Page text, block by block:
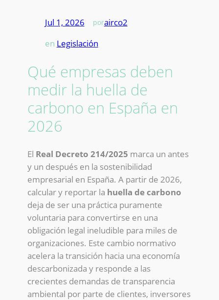
Jul 1, 2026 porairco2
en Legislación
Qué empresas deben
medir la huella de
carbono en España en
2026
El Real Decreto 214/2025 marca un antes
y un después en la sostenibilidad
empresarial en España. A partir de 2026,
calcular y reportar la huella de carbono
deja de ser una práctica puramente
voluntaria para convertirse en una
obligación legal ineludible para miles de
organizaciones. Este cambio normativo
acelera la transición hacia una economía
descarbonizada y responde a las
crecientes demandas de transparencia
ambiental por parte de clientes, inversores